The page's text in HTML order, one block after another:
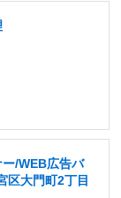
ー/WEB広告バ
区大門町2丁目